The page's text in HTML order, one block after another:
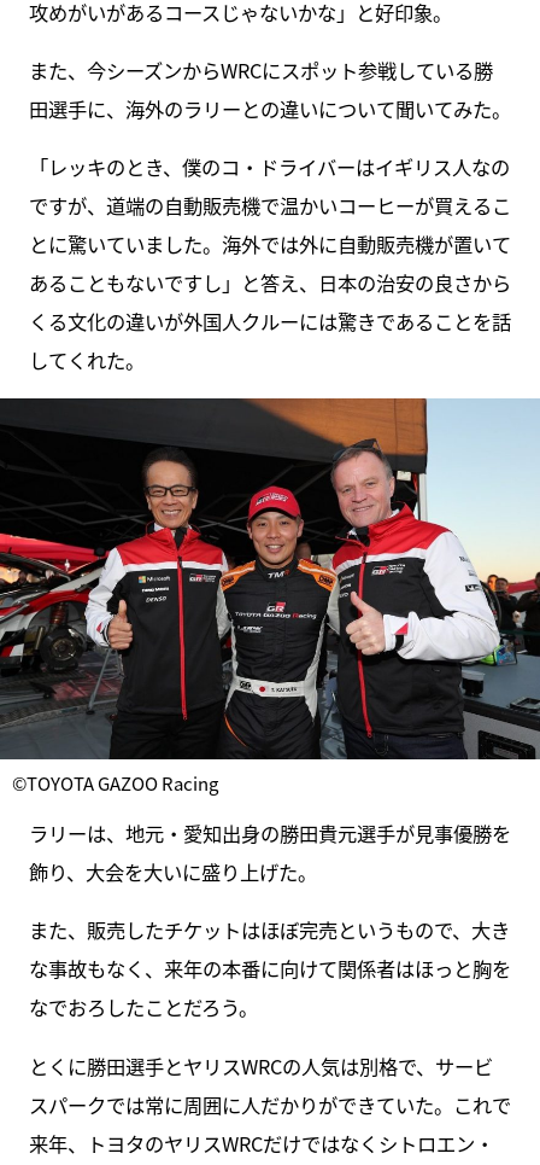
攻めがいがあるコースじゃないかな」と好印象。
また、今シーズンからWRCにスポット参戦している勝
田選手に、海外のラリーとの違いについて聞いてみた。
「レッキのとき、僕のコ・ドライバーはイギリス人なの
ですが、道端の自動販売機で温かいコーヒーが買えるこ
とに驚いていました。海外では外に自動販売機が置いて
あることもないですし」と答え、日本の治安の良さから
くる文化の違いが外国人クルーには驚きであることを話
してくれた。
©TOYOTA GAZOO Racing
ラリーは、地元・愛知出身の勝田貴元選手が見事優勝を
飾り、大会を大いに盛り上げた。
また、販売したチケットはほぼ完売というもので、大き
な事故もなく、来年の本番に向けて関係者はほっと胸を
なでおろしたことだろう。
とくに勝田選手とヤリスWRCの人気は別格で、サービ
スパークでは常に周囲に人だかりができていた。これで
来年、トヨタのヤリスWRCだけではなくシトロエン・